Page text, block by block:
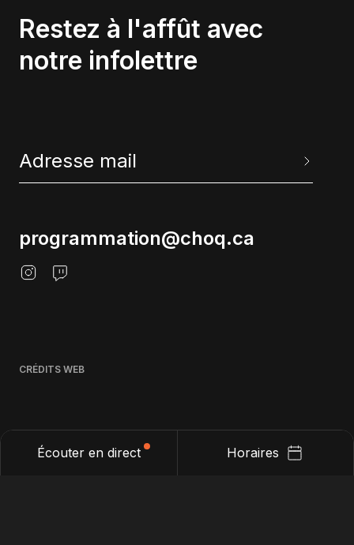
Écouter en direct Horaires
Restez à l'affût avec
notre infolettre
programmation@choq.ca
CRÉDITS WEB